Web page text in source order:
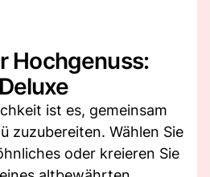
Hochgenuss:
ist es, gemeinsam
zuzubereiten. Wählen Sie
oder kreieren Sie